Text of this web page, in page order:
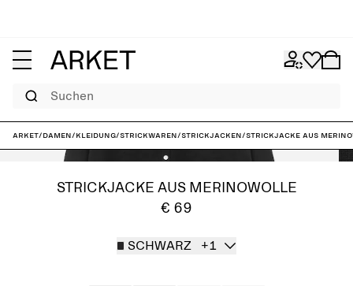
Suchen
ARKET/Damen/Kleidung/Strickwaren/Strickjacken/Strickjacke aus
STRICKJACKE AUS MERINOWOLLE
€ 69
SCHWARZ +1